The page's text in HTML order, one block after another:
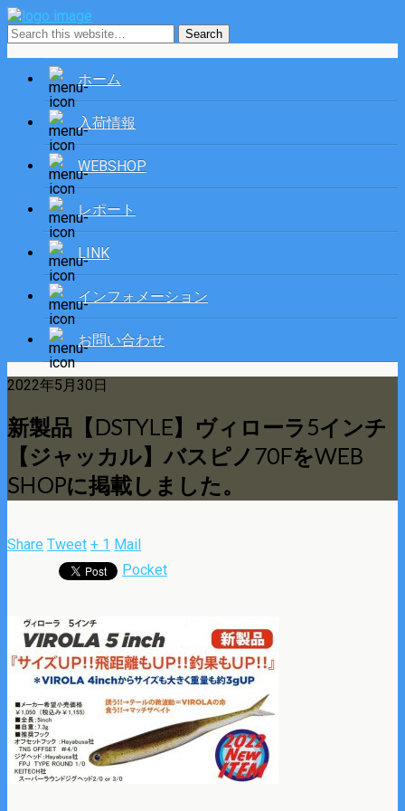
ホーム
入荷情報
WEBSHOP
レポート
LINK
インフォメーション
お問い合わせ
2022年5月30日
新製品【DSTYLE】ヴィローラ5インチ
【ジャッカル】バスピノ70FをWEB
SHOPに掲載しました。
Share Tweet + 1 Mail
Pocket